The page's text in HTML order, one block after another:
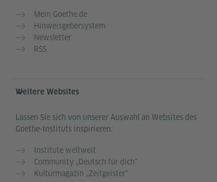
Mein Goethe.de
Hinweisgebersystem
Newsletter
RSS
Weitere Websites
Lassen Sie sich von unserer Auswahl an Websites des
Goethe-Instituts inspirieren:
Institute weltweit
Community „Deutsch für dich“
Kulturmagazin „Zeitgeister"